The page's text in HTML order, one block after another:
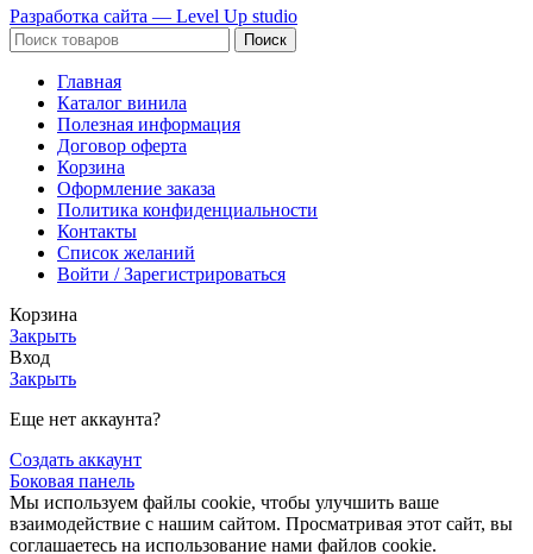
Разработка сайта — Level Up studio
Поиск
Главная
Каталог винила
Полезная информация
Договор оферта
Корзина
Оформление заказа
Политика конфиденциальности
Контакты
Список желаний
Войти / Зарегистрироваться
Корзина
Закрыть
Вход
Закрыть
Еще нет аккаунта?
Создать аккаунт
Боковая панель
Мы используем файлы cookie, чтобы улучшить ваше
взаимодействие с нашим сайтом. Просматривая этот сайт, вы
соглашаетесь на использование нами файлов cookie.